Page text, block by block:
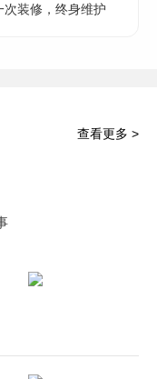
次装修，终身维护
查看更多 >